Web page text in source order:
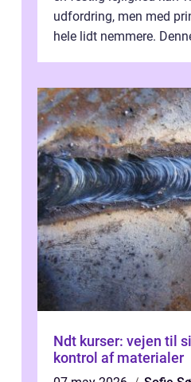
udfordring, men med
hele lidt nemmere.
Ndt kurser: vejen til
kontrol af materialer